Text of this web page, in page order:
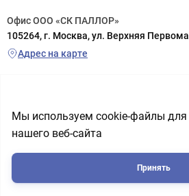
Офис ООО «СК ПАЛЛОР»
105264, г. Москва, ул. Верхняя
Адрес на карте
г. Реутов (заезд с шоссе
Адрес на карте
Политика обработки персональных
Пользовательское соглашение
Мы используем cookie-файлы
нашего веб-сайта
Принять